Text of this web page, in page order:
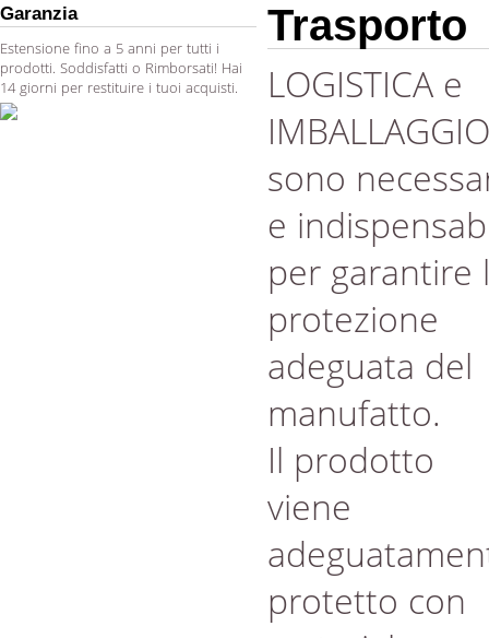
Garanzia
Estensione fino a 5 anni per tutti i
prodotti. Soddisfatti o Rimborsati! Hai
14 giorni per restituire i tuoi acquisti.
Trasporto
LOGISTICA e
IMBALLAGGIO
sono
e
per garantire
protezione
adeguata del
manufatto.
Il prodotto
viene
protetto con